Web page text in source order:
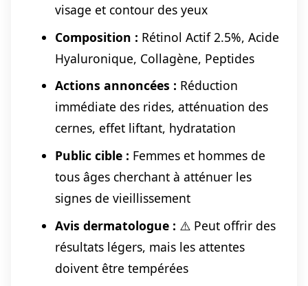
visage et contour des yeux
Composition : Rétinol Actif 2.5%, Acide
Hyaluronique, Collagène, Peptides
Actions annoncées : Réduction
immédiate des rides, atténuation des
cernes, effet liftant, hydratation
Public cible : Femmes et hommes de
tous âges cherchant à atténuer les
signes de vieillissement
Avis dermatologue : ⚠️ Peut offrir des
résultats légers, mais les attentes
doivent être tempérées